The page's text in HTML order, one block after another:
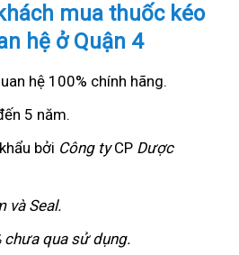
mua thuốc kéo
hệ ở Quận 4
hệ 100% chính hãng.
5 năm.
bởi Công tyCP Dược
và Seal.
chưa qua sử dụng.